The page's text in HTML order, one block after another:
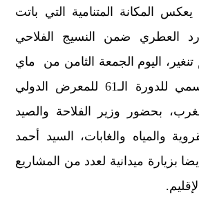
المكانة المتنامية التي باتت
العطري ضمن النسيج الفلاحي
اليوم الجمعة الثامن من ماي
2026، الافتتاح الرسمي للدورة الـ61 للمعرض الدولي
بحضور وزير الفلاحة والصيد
والمياه والغابات، السيد أحمد
بزيارة ميدانية لعدد من المشاريع